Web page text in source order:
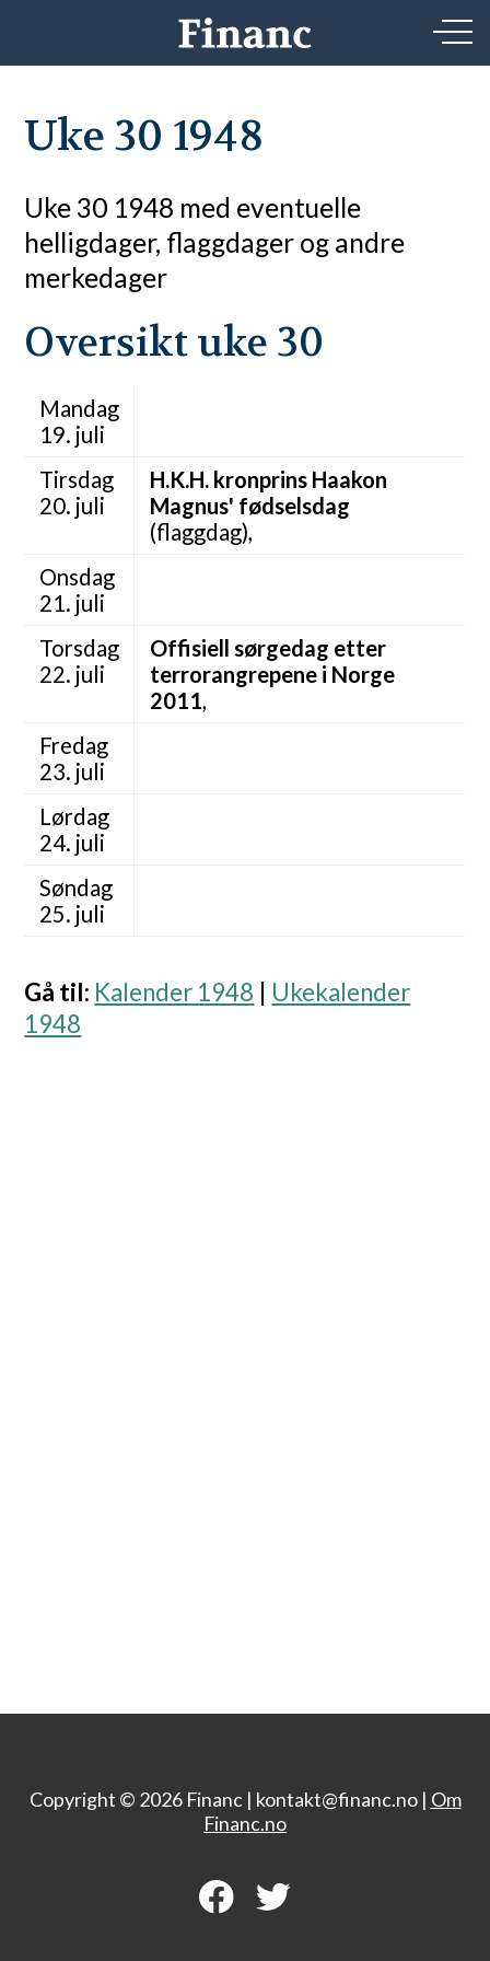
Uke 30 1948
Uke 30 1948 med eventuelle
helligdager, flaggdager og andre
merkedager
Oversikt uke 30
Mandag
19. juli
Tirsdag
20. juli
H.K.H. kronprins Haakon
Magnus' fødselsdag
(flaggdag),
Onsdag
21. juli
Torsdag
22. juli
Offisiell sørgedag etter
terrorangrepene i Norge
2011,
Fredag
23. juli
Lørdag
24. juli
Søndag
25. juli
Gå til: Kalender 1948
Ukekalender
1948
Copyright © 2026 Financ | kontakt@financ.no | Om
Financ.no